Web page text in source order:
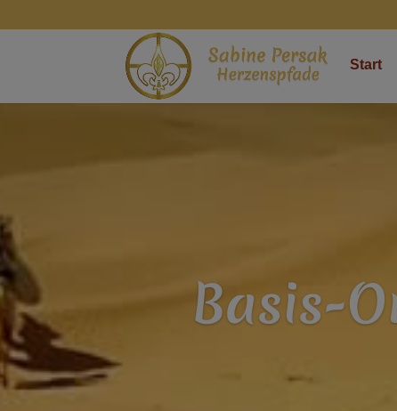
Start
Basis-